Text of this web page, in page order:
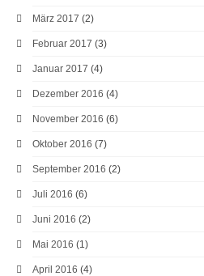
März 2017 (2)
Februar 2017 (3)
Januar 2017 (4)
Dezember 2016 (4)
November 2016 (6)
Oktober 2016 (7)
September 2016 (2)
Juli 2016 (6)
Juni 2016 (2)
Mai 2016 (1)
April 2016 (4)